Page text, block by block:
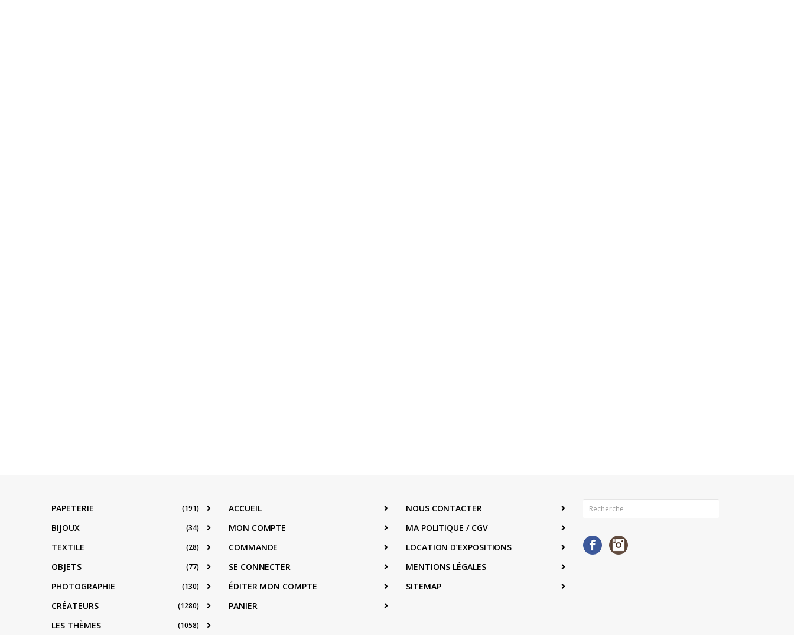
PAPETERIE (191)
BIJOUX (34)
TEXTILE (28)
OBJETS (77)
PHOTOGRAPHIE (130)
CRÉATEURS (1280)
LES THÈMES (1058)
ACCUEIL
MON COMPTE
COMMANDE
SE CONNECTER
ÉDITER MON COMPTE
PANIER
NOUS CONTACTER
MA POLITIQUE / CGV
LOCATION D’EXPOSITIONS
MENTIONS LÉGALES
SITEMAP
Facebook